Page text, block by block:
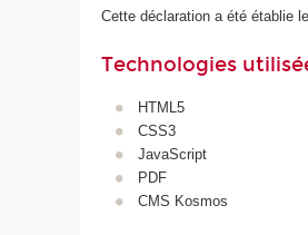
Cette déclaration a été établie
Technologies
HTML5
CSS3
JavaScript
PDF
CMS Kosmos